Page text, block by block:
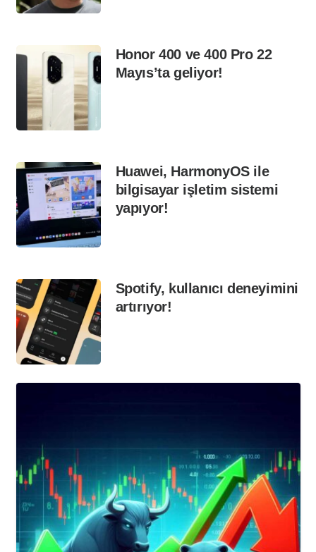
Honor 400 ve 400 Pro 22
Mayıs’ta geliyor!
Huawei, HarmonyOS ile
bilgisayar işletim sistemi
yapıyor!
Spotify, kullanıcı deneyimini
artırıyor!